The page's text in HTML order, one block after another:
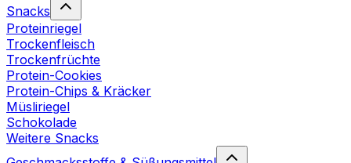
Snacks
Proteinriegel
Trockenfleisch
Trockenfrüchte
Protein-Cookies
Protein-Chips & Kräcker
Müsliriegel
Schokolade
Weitere Snacks